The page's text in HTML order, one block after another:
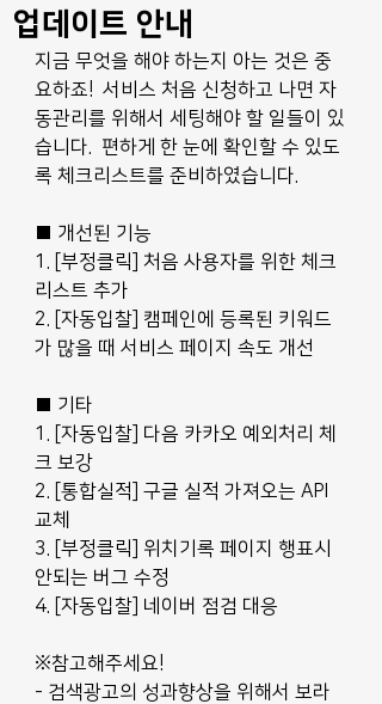
업데이트 안내
지금 무엇을 해야 하는지 아는 것은 중
요하죠!  서비스 처음 신청하고 나면 자
동관리를 위해서 세팅해야 할 일들이 있
습니다.  편하게 한 눈에 확인할 수 있도
록 체크리스트를 준비하였습니다.
■ 개선된 기능
1. [부정클릭] 처음 사용자를 위한 체크
리스트 추가
2. [자동입찰] 캠페인에 등록된 키워드
가 많을 때 서비스 페이지 속도 개선
■ 기타
1. [자동입찰] 다음 카카오 예외처리 체
크 보강
2. [통합실적] 구글 실적 가져오는 API
교체
3. [부정클릭] 위치기록 페이지 행표시
안되는 버그 수정
4. [자동입찰] 네이버 점검 대응
※참고해주세요!
- 검색광고의 성과향상을 위해서 보라